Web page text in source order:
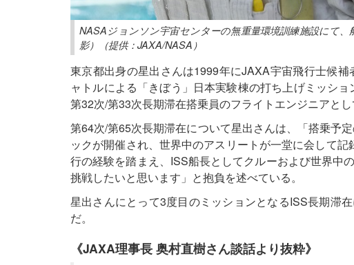
NASAジョンソン宇宙センターの無重量環境訓練施設にて
影）（提供：JAXA/NASA）
東京都出身の星出さんは1999年にJAXA宇宙飛行士候
ャトルによる「きぼう」日本実験棟の打ち上げミッシ
第32次/第33次長期滞在搭乗員のフライトエンジニアとし
第64次/第65次長期滞在について星出さんは、「搭乗予
ックが開催され、世界中のアスリートが一堂に会して
行の経験を踏まえ、ISS船長としてクルーおよび世界中
挑戦したいと思います」と抱負を述べている。
星出さんにとって3度目のミッションとなるISS長期滞
だ。
《JAXA理事長 奥村直樹さん談話より抜粋》